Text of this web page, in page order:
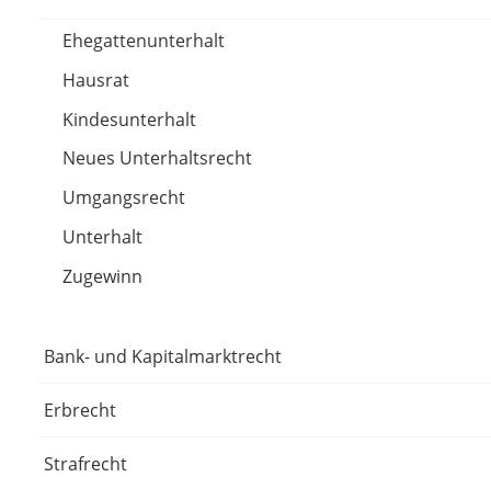
Ehegattenunterhalt
Hausrat
Kindesunterhalt
Neues Unterhaltsrecht
Umgangsrecht
Unterhalt
Zugewinn
Bank- und Kapitalmarktrecht
Erbrecht
Strafrecht